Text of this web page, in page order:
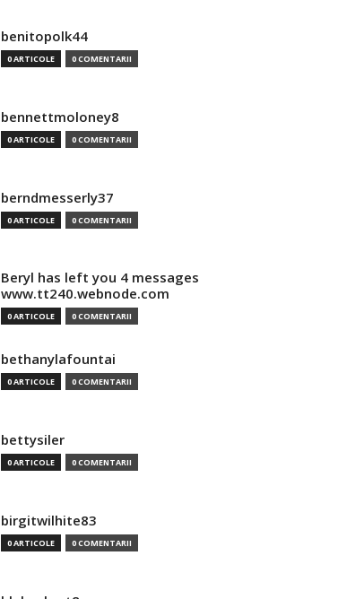
benitopolk44
0 ARTICOLE 0 COMENTARII
bennettmoloney8
0 ARTICOLE 0 COMENTARII
berndmesserly37
0 ARTICOLE 0 COMENTARII
Beryl has left you 4 messages
www.tt240.webnode.com
0 ARTICOLE 0 COMENTARII
bethanylafountai
0 ARTICOLE 0 COMENTARII
bettysiler
0 ARTICOLE 0 COMENTARII
birgitwilhite83
0 ARTICOLE 0 COMENTARII